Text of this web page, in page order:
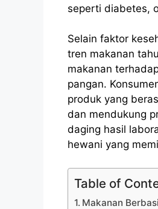
seperti diabetes,
Selain faktor
tren makanan
makanan
pangan.
produk yang
dan mendukung
daging hasil
hewani yang
Table of
Makanan